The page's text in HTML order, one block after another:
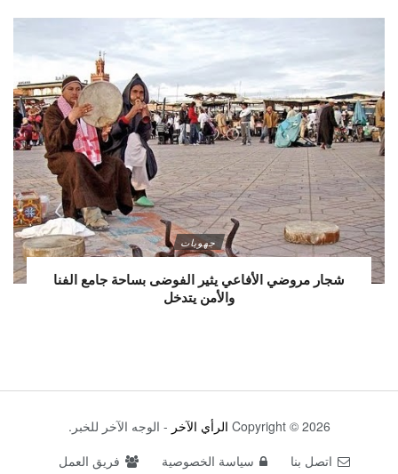
جهويات
شجار مروضي الأفاعي يثير الفوضى بساحة جامع الفنا
والأمن يتدخل
Copyright © 2026 الرأي الآخر - الوجه الآخر للخبر.
اتصل بنا
سياسة الخصوصية
فريق العمل